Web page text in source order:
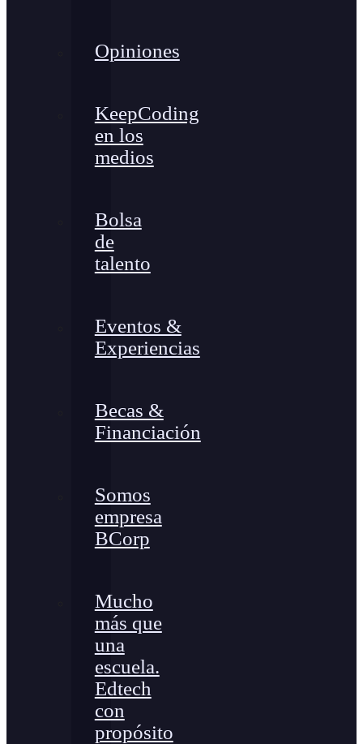
Opiniones
KeepCoding
en los
medios
Bolsa
de
talento
Eventos &
Experiencias
Becas &
Financiación
Somos
empresa
BCorp
Mucho
más que
una
escuela.
Edtech
con
propósito